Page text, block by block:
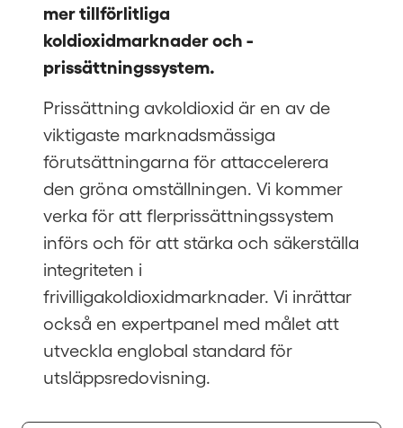
mer tillförlitliga
koldioxidmarknader och -
prissättningssystem.
Prissättning avkoldioxid är en av de
viktigaste marknadsmässiga
förutsättningarna för attaccelerera
den gröna omställningen. Vi kommer
verka för att flerprissättningssystem
införs och för att stärka och säkerställa
integriteten i
frivilligakoldioxidmarknader. Vi inrättar
också en expertpanel med målet att
utveckla englobal standard för
utsläppsredovisning.